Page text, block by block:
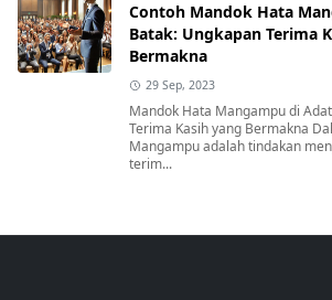
Contoh Mandok Hata
Batak: Ungkapan Terima
Bermakna
29 Sep, 2023
Mandok Hata Mangampu di
Terima Kasih yang Bermakna
Mangampu adalah tindakan
terim...